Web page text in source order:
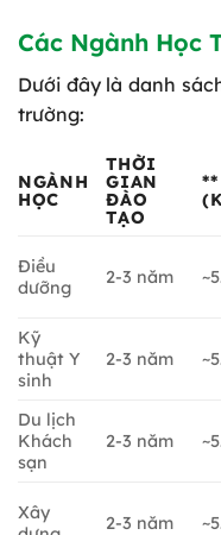
Các Ngành Học
Dưới đây là danh
trường:
NGÀNH
HỌC
THỜI
GIAN
ĐÀO
TẠO
Điều
dưỡng
2-3 năm
Kỹ
thuật Y
sinh
2-3 năm
Du lịch
Khách
sạn
2-3 năm
Xây
2-3 năm